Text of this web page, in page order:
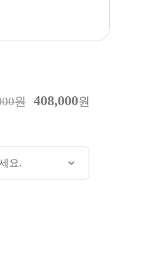
원 408,000원